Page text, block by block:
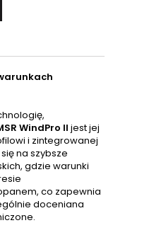
WindPro II jest jej
i zintegrowanej
na szybsze
gdzie warunki
co zapewnia
doceniana